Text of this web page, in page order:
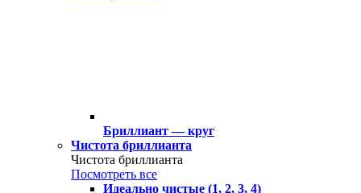
Бриллиант — круг
Чистота бриллианта
Чистота бриллианта
Посмотреть все
Идеально чистые (1, 2, 3, 4)